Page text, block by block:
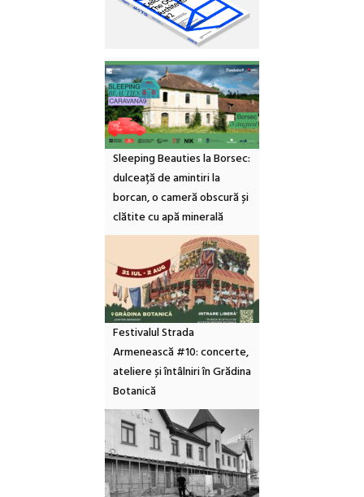
Sleeping Beauties la Borsec:
dulceață de amintiri la
borcan, o cameră obscură și
clătite cu apă minerală
Festivalul Strada
Armenească #10: concerte,
ateliere și întâlniri în Grădina
Botanică